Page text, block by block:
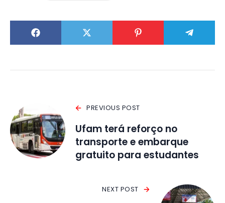
PREVIOUS POST
Ufam terá reforço no
transporte e embarque
gratuito para estudantes
NEXT POST